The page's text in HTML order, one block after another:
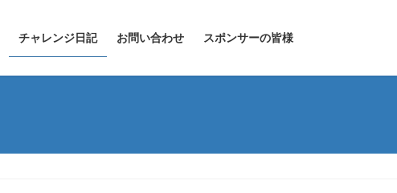
チャレンジ日記 お問い合わせ スポンサーの皆様